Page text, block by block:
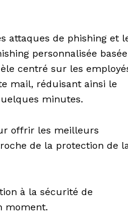
attaques de phishing et
personnalisée basée
centré sur les
mail, réduisant ainsi le
minutes.
offrir les meilleurs
de la protection de
à la sécurité de
moment.